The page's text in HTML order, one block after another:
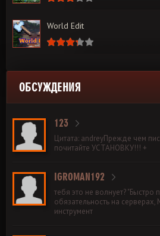
World Edit
ОБСУЖДЕНИЯ
123
Цитата: andreyПрежде чем
почитайте УСТАНОВКУ!!! +
IGROMAN192
тебя это не волнует? "Быстро
обязательность на
инструмент